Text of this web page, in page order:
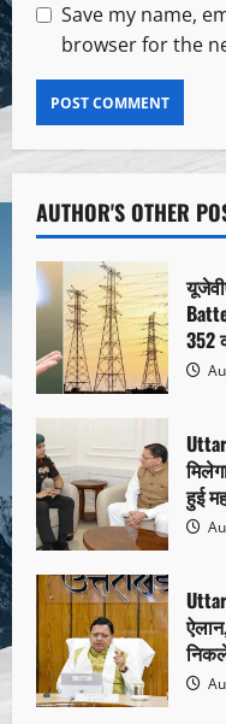
Save my name,
browser for the
AUTHOR'S OTHER
352
हुई